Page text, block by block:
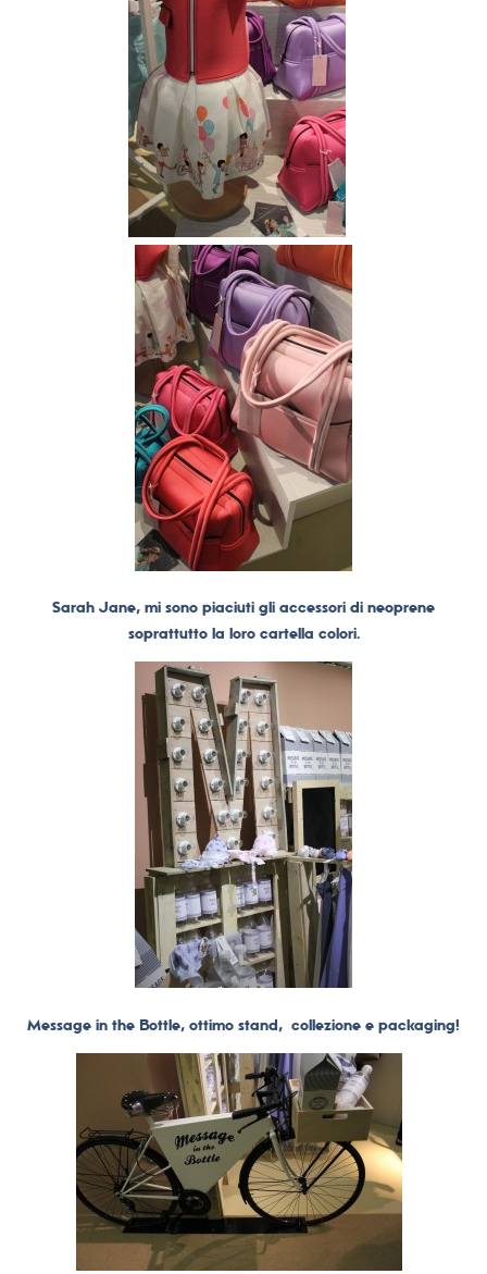
Sarah Jane, mi sono piaciuti gli accessori di neoprene
soprattutto la loro cartella colori.
Message in the Bottle, ottimo stand, collezione e packaging!